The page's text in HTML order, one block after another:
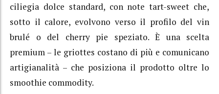
ciliegia dolce standard, con note tart-sweet che,
sotto il calore, evolvono verso il profilo del vin
brulé o del cherry pie speziato. È una scelta
premium – le griottes costano di più e comunicano
artigianalità – che posiziona il prodotto oltre lo
smoothie commodity.